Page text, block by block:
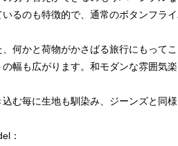
いるのも特徴的で、通常のボタンフラ
、何かと荷物がかさばる旅行にもって
の幅も広がります。和モダンな雰囲気
込む毎に生地も馴染み、ジーンズと同
：